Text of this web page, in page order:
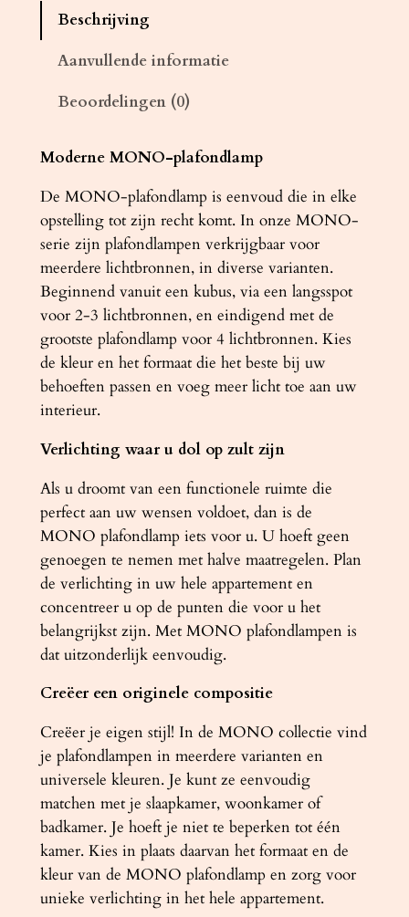
M
N
O
3
w
i
t
a
a
n
t
Beschrijving
Aanvullende informatie
Beoordelingen (0)
Moderne MONO-plafondlamp
De MONO-plafondlamp is eenvoud die in elke
opstelling tot zijn recht komt. In onze MONO-
serie zijn plafondlampen verkrijgbaar voor
meerdere lichtbronnen, in diverse varianten.
Beginnend vanuit een kubus, via een langsspot
voor 2-3 lichtbronnen, en eindigend met de
grootste plafondlamp voor 4 lichtbronnen. Kies
de kleur en het formaat die het beste bij uw
behoeften passen en voeg meer licht toe aan uw
interieur.
Verlichting waar u dol op zult zijn
Als u droomt van een functionele ruimte die
perfect aan uw wensen voldoet, dan is de
MONO plafondlamp iets voor u. U hoeft geen
genoegen te nemen met halve maatregelen. Plan
de verlichting in uw hele appartement en
concentreer u op de punten die voor u het
belangrijkst zijn. Met MONO plafondlampen is
dat uitzonderlijk eenvoudig.
Creëer een originele compositie
Creëer je eigen stijl! In de MONO collectie vind
je plafondlampen in meerdere varianten en
universele kleuren. Je kunt ze eenvoudig
matchen met je slaapkamer, woonkamer of
badkamer. Je hoeft je niet te beperken tot één
kamer. Kies in plaats daarvan het formaat en de
kleur van de MONO plafondlamp en zorg voor
unieke verlichting in het hele appartement.